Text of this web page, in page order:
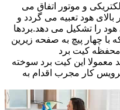
و موتور اتفاق می
هود تعبیه می گردد و
را تشکیل می دهد.بردها
با چهار پیچ به صفحه زیرین
محفظه کیت برد
معمولا این کیت برد سوخته
کار مجرب اقدام به